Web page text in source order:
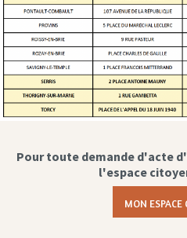
Pour toute demande d'acte
l'espace
MON ESPACE